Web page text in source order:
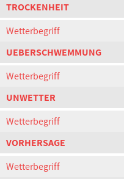
TROCKENHEIT
Wetterbegriff
UEBERSCHWEMMUNG
Wetterbegriff
UNWETTER
Wetterbegriff
VORHERSAGE
Wetterbegriff